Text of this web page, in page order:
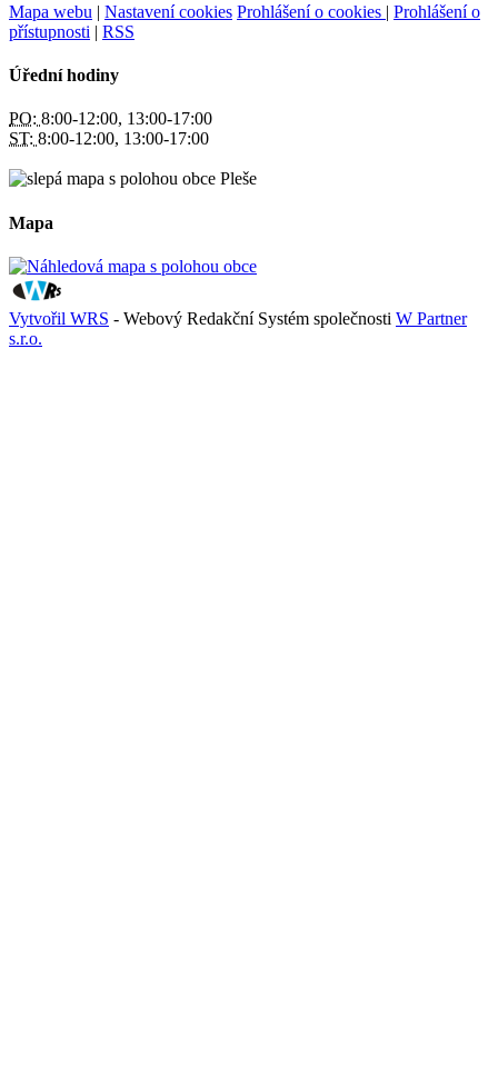
Mapa webu | Nastavení cookies Prohlášení o cookies | Prohlášení o
přístupnosti | RSS
Úřední hodiny
PO: 8:00-12:00, 13:00-17:00
ST: 8:00-12:00, 13:00-17:00
Mapa
Vytvořil WRS - Webový Redakční Systém společnosti W Partner
s.r.o.